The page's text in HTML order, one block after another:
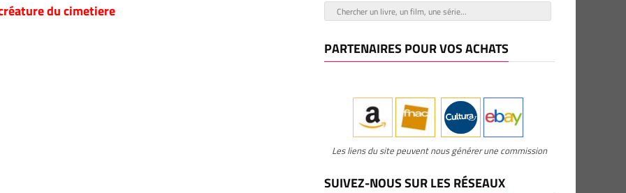
du cimetiere
PARTENAIRES POUR VOS ACHATS
Les liens du site peuvent nous générer une commission
SUIVEZ-NOUS SUR LES RÉSEAUX